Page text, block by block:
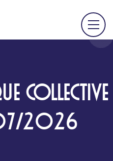
COLLECTIVE
2026